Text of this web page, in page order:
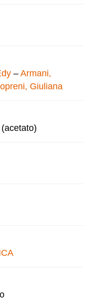
– Armani,
Giuliana